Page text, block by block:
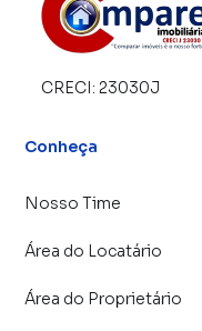
CRECI: 23030J
Conheça
Nosso Time
Área do Locatário
Área do Proprietário